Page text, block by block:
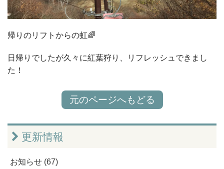
帰りのリフトからの虹🌈
日帰りでしたが久々に紅葉狩り、リフレッシュできまし
た！
元のページへもどる
更新情報
お知らせ (67)